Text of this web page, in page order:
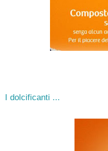
I dolcificanti ...